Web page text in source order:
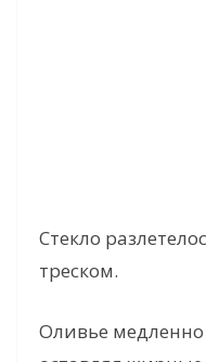
Стекло
треском.
Оливье медленно